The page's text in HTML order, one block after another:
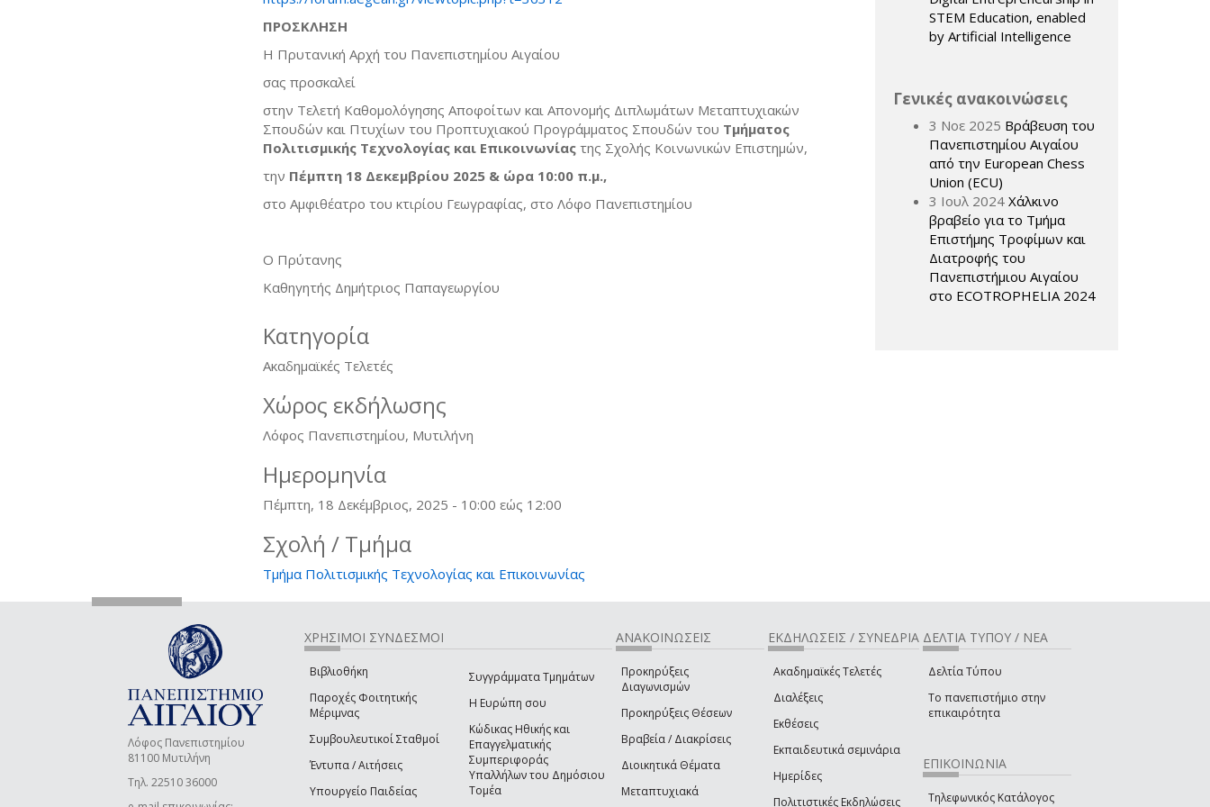
ΠΡΟΣΚΛΗΣΗ
Η Πρυτανική Αρχή του Πανεπιστημίου Αιγαίου
σας προσκαλεί
στην Τελετή Καθομολόγησης Αποφοίτων και Απονομής Διπλωμάτων Μεταπτυχιακών
Σπουδών και Πτυχίων του Προπτυχιακού Προγράμματος Σπουδών του Τμήματος
Πολιτισμικής Τεχνολογίας και Επικοινωνίας της Σχολής Κοινωνικών Επιστημών,
την Πέμπτη 18 Δεκεμβρίου 2025 & ώρα 10:00 π.μ.,
στο Αμφιθέατρο του κτιρίου Γεωγραφίας, στο Λόφο Πανεπιστημίου
Ο Πρύτανης
Καθηγητής Δημήτριος Παπαγεωργίου
Κατηγορία
Ακαδημαϊκές Τελετές
Χώρος εκδήλωσης
Λόφος Πανεπιστημίου, Μυτιλήνη
Ημερομηνία
Πέμπτη, 18 Δεκέμβριος, 2025 - 10:00 εώς 12:00
Σχολή / Τμήμα
Τμήμα Πολιτισμικής Τεχνολογίας και Επικοινωνίας
STEM Education, enabled
by Artificial Intelligence
Γενικές ανακοινώσεις
3 Νοε 2025 Βράβευση του
Πανεπιστημίου Αιγαίου
από την European Chess
Union (ECU)
3 Ιουλ 2024 Χάλκινο
βραβείο για το Τμήμα
Επιστήμης Τροφίμων και
Διατροφής του
Πανεπιστήμιου Αιγαίου
στο ECOTROPHELIA 2024
Λόφος Πανεπιστημίου
81100 Μυτιλήνη
Τηλ. 22510 36000
ΧΡΗΣΙΜΟΙ ΣΥΝΔΕΣΜΟΙ
Βιβλιοθήκη
Παροχές Φοιτητικής
Μέριμνας
Συμβουλευτικοί Σταθμοί
Έντυπα / Αιτήσεις
Υπουργείο Παιδείας
Συγγράμματα Τμημάτων
Η Ευρώπη σου
Κώδικας Ηθικής και
Επαγγελματικής
Συμπεριφοράς
Υπαλλήλων του Δημόσιου
Τομέα
ΑΝΑΚΟΙΝΩΣΕΙΣ
Προκηρύξεις
Διαγωνισμών
Προκηρύξεις Θέσεων
Βραβεία / Διακρίσεις
Διοικητικά Θέματα
Μεταπτυχιακά
ΕΚΔΗΛΩΣΕΙΣ / ΣΥΝΕΔΡΙΑ
Ακαδημαϊκές Τελετές
Διαλέξεις
Εκθέσεις
Εκπαιδευτικά σεμινάρια
Ημερίδες
Πολιτιστικές Εκδηλώσεις
ΔΕΛΤΙΑ ΤΥΠΟΥ / ΝΕΑ
Δελτία Τύπου
Το πανεπιστήμιο στην
επικαιρότητα
ΕΠΙΚΟΙΝΩΝΙΑ
Τηλεφωνικός Κατάλογος